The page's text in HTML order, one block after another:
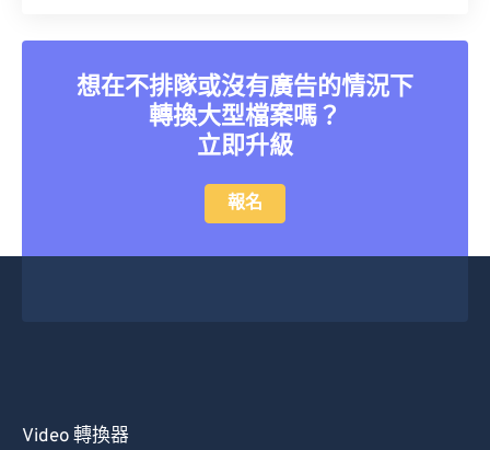
想在不排隊或沒有廣告的情況下
轉換大型檔案嗎？
立即升級
報名
Video 轉換器